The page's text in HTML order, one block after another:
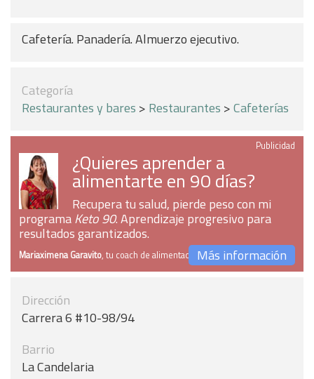
Cafetería. Panadería. Almuerzo ejecutivo.
Categoría
Restaurantes y bares > Restaurantes >Cafeterías
Publicidad
¿Quieres aprender a
alimentarte en 90 días?
Recupera tu salud, pierde peso con mi
programaKeto 90. Aprendizaje progresivo para
resultados garantizados.
Mariaximena Garavito, tu coach de alimentaciónMás información
Dirección
Carrera 6 #10-98/94
Barrio
La Candelaria